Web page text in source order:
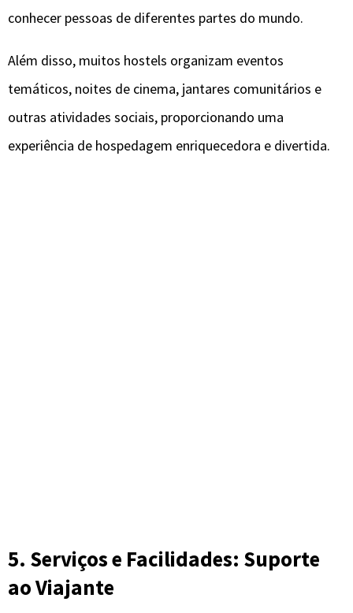
conhecer pessoas de diferentes partes do mundo.
Além disso, muitos hostels organizam eventos
temáticos, noites de cinema, jantares comunitários e
outras atividades sociais, proporcionando uma
experiência de hospedagem enriquecedora e divertida.
5. Serviços e Facilidades: Suporte
ao Viajante